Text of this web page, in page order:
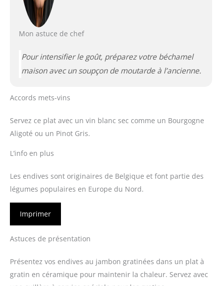
Mon astuce de chef
Pour intensifier le goût, préparez votre béchamel
maison avec un soupçon de moutarde à l’ancienne.
Accords mets-vins
Servez ce plat avec un vin blanc sec comme un Bourgogne
Aligoté ou un Pinot Gris.
L’info en plus
Les endives sont originaires de Belgique et font partie des
légumes populaires en Europe du Nord.
Imprimer
Astuces de présentation
Présentez vos endives au jambon gratinées dans un plat à
gratin en céramique pour maintenir la chaleur. Servez avec